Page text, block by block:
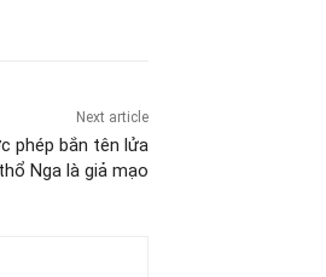
Next article
phép bắn tên lửa
Nga là giả mạo